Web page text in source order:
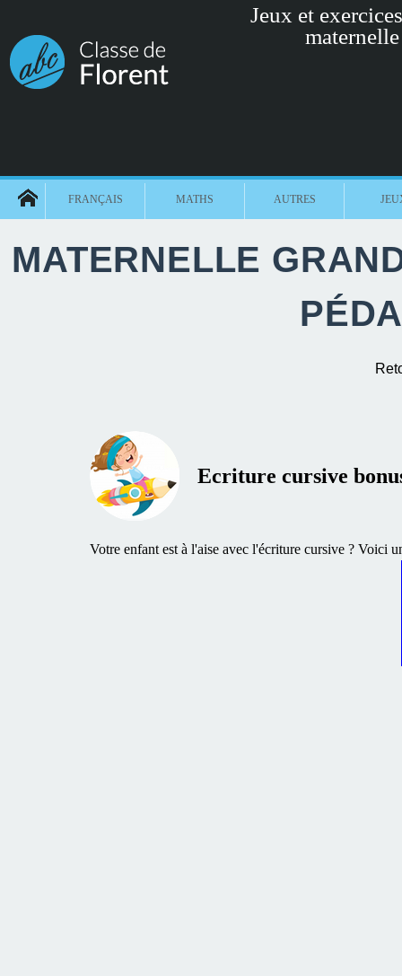
Jeux et
FRANÇAIS MATHS AUTRES
MATERNELLE
Ecriture cursive
Votre enfant est à l'aise avec l'écriture cursive ? Voici